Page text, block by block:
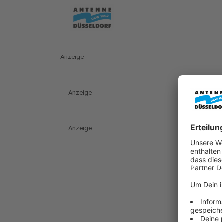
Anzeige
Anzeige
Anzeige